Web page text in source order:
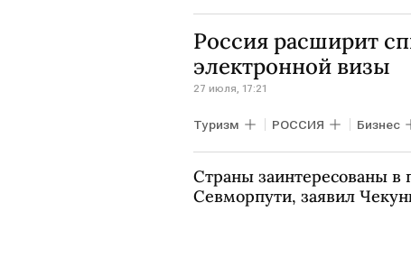
Россия расширит
электронной визы
27 июля, 17:21
Туризм РОССИЯ Бизнес
МИД
Страны заинтересованы в
Севморпути, заявил